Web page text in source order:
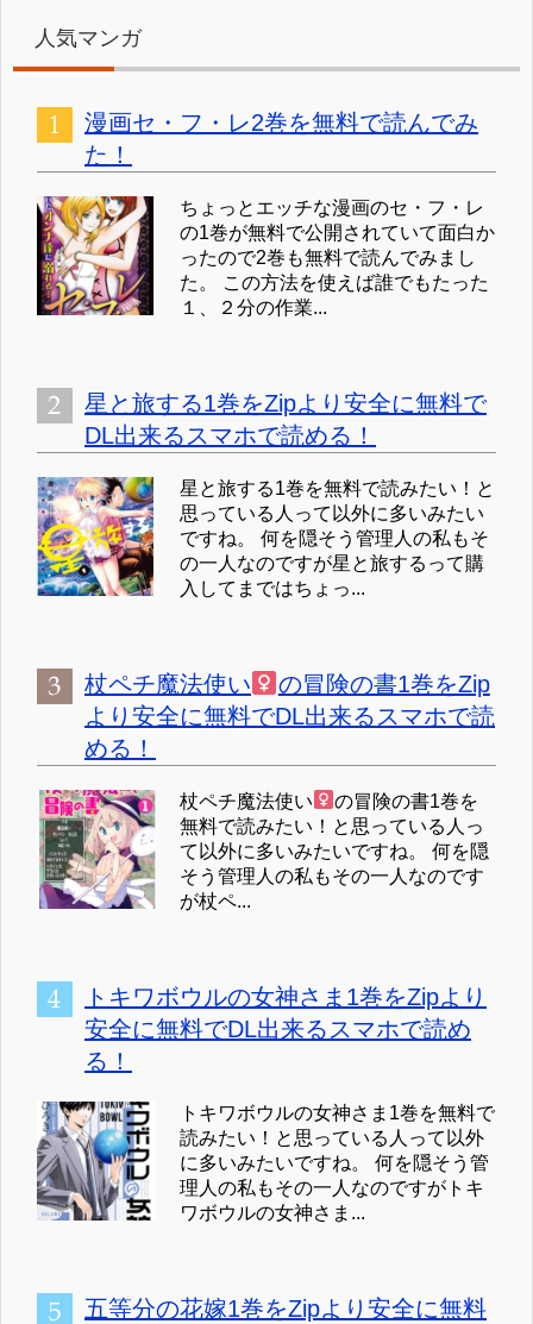
人気マンガ
漫画セ・フ・レ2巻を無料で読んでみ
た！
ちょっとエッチな漫画のセ・フ・レ
の1巻が無料で公開されていて面白か
ったので2巻も無料で読んでみまし
た。 この方法を使えば誰でもたった
１、２分の作業...
星と旅する1巻をZipより安全に無料で
DL出来るスマホで読める！
星と旅する1巻を無料で読みたい！と
思っている人って以外に多いみたい
ですね。 何を隠そう管理人の私もそ
の一人なのですが星と旅するって購
入してまではちょっ...
杖ペチ魔法使い
の冒険の書1巻をZip
より安全に無料でDL出来るスマホで読
める！
杖ペチ魔法使い
の冒険の書1巻を
無料で読みたい！と思っている人っ
て以外に多いみたいですね。 何を隠
そう管理人の私もその一人なのです
が杖ペ...
トキワボウルの女神さま1巻をZipより
安全に無料でDL出来るスマホで読め
る！
トキワボウルの女神さま1巻を無料で
読みたい！と思っている人って以外
に多いみたいですね。 何を隠そう管
理人の私もその一人なのですがトキ
ワボウルの女神さま...
五等分の花嫁1巻をZipより安全に無料